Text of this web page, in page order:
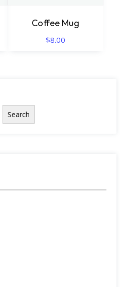
Coffee Mug
$8.00
Search